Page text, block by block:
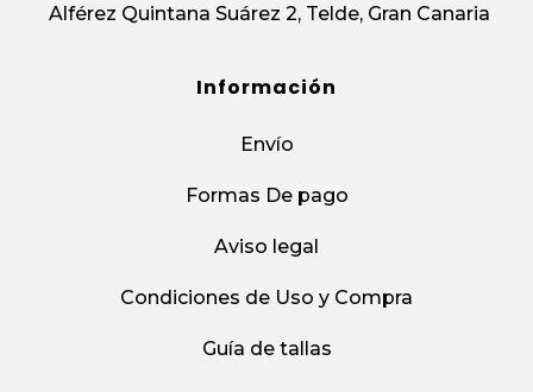
Alférez Quintana Suárez 2, Telde, Gran Canaria
Información
Envío
Formas De pago
Aviso legal
Condiciones de Uso y Compra
Guía de tallas